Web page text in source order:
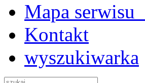
Mapa
Kontakt
wyszukiwarka